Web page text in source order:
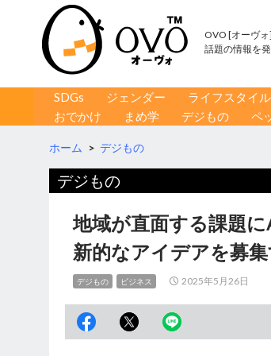
OVO [オーヴォ]
話題の情報を
コンテンツへ移動
SDGs ジェンダー ライフスタイル
おでかけ
まめ学 デジもの ペ
ホーム > デジもの
デジもの
地域が直面する課題
新的なアイデアを募
デジもの ビジネス 2025年5月26日